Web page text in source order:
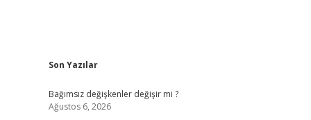
Sidebar
Son Yazılar
Bağımsız değişkenler değişir mi ?
Ağustos 6, 2026